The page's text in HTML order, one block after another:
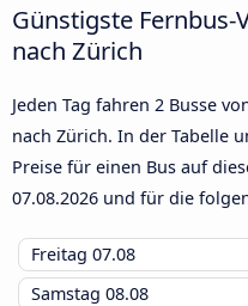
Günstigste Fernbus-
nach Zürich
Jeden Tag fahren 2 Busse
nach Zürich. In der Tabelle
Preise für einen Bus auf
07.08.2026 und für die
Freitag 07.08
Samstag 08.08